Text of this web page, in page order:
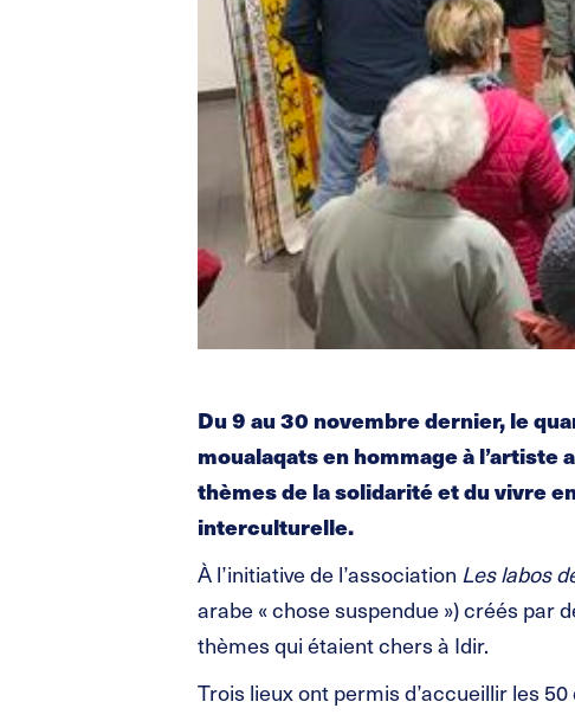
Du 9 au 30 novembre dernier, le
moualaqats en hommage à
thèmes de la solidarité et du vivre
interculturelle.
À l’initiative de l’association Les labos
arabe « chose suspendue ») créés par
thèmes qui étaient chers à Idir.
Trois lieux ont permis d’accueillir les